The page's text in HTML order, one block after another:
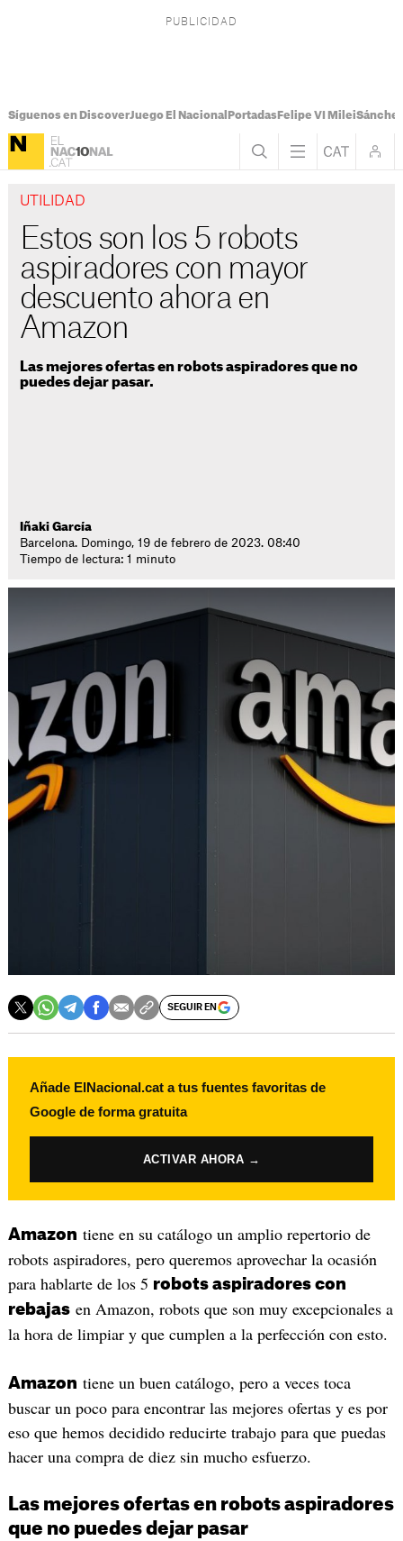
Síguenos en DiscoverJuego El Nacional PortadasFelipe VI Milei
UTILIDAD
Estos son los 5 robots
aspiradores con mayor
descuento ahora en
Amazon
Las mejores ofertas en robots aspiradores que no
puedes dejar pasar.
Iñaki García
Barcelona. Domingo, 19 de febrero de 2023. 08:40
Tiempo de lectura: 1 minuto
SEGUIR EN
Añade ElNacional.cat a tus fuentes favoritas de
Google de forma gratuita
ACTIVAR AHORA →
Amazon tiene en su catálogo un amplio repertorio de
robots aspiradores, pero queremos aprovechar la ocasión
para hablarte de los 5 robots aspiradores con
rebajasen Amazon, robots que son muy excepcionales a
la hora de limpiar y que cumplen a la perfección con esto.
Amazon tiene un buen catálogo, pero a veces toca
buscar un poco para encontrar las mejores ofertas y es por
eso que hemos decidido reducirte trabajo para que puedas
hacer una compra de diez sin mucho esfuerzo.
Las mejores ofertas en robots aspiradores
que no puedes dejar pasar